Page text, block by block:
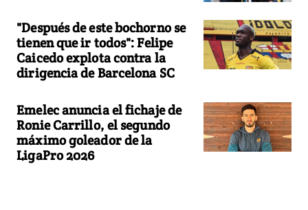
"Después de este bochorno se
tienen que ir todos": Felipe
Caicedo explota contra la
dirigencia de Barcelona SC
Emelec anuncia el fichaje de
Ronie Carrillo, el segundo
máximo goleador de la
LigaPro 2026